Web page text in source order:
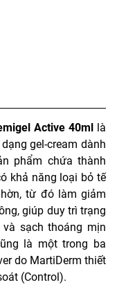
Active 40ml
là
gel-cream dành
phẩm chứa thành
khả năng loại bỏ tế
từ đó làm giảm
giúp duy trì trạng
sạch thoáng mịn
là một trong ba
do MartiDerm thiết
(Control).